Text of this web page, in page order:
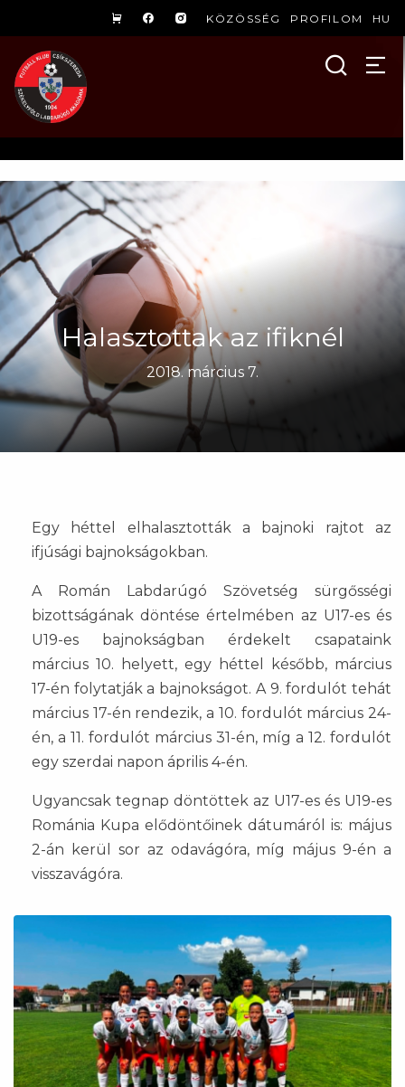
KÖZÖSSÉG PROFILOM HU
Halasztottak az ifiknél
2018. március 7.
Egy héttel elhalasztották a bajnoki rajtot az
ifjúsági bajnokságokban.
A Román Labdarúgó Szövetség sürgősségi
bizottságának döntése értelmében az U17-es és
U19-es bajnokságban érdekelt csapataink
március 10. helyett, egy héttel később, március
17-én folytatják a bajnokságot. A 9. fordulót tehát
március 17-én rendezik, a 10. fordulót március 24-
én, a 11. fordulót március 31-én, míg a 12. fordulót
egy szerdai napon április 4-én.
Ugyancsak tegnap döntöttek az U17-es és U19-es
Románia Kupa elődöntőinek dátumáról is: május
2-án kerül sor az odavágóra, míg május 9-én a
visszavágóra.